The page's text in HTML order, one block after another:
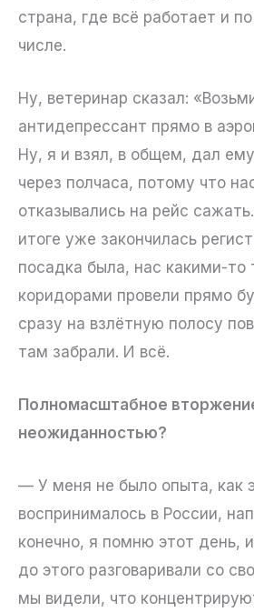
страна, где всё работает и
числе.
Ну, ветеринар сказал:
антидепрессант прямо в
Ну, я и взял, в общем, дал
через полчаса, потому что
отказывались на рейс
итоге уже закончилась
посадка была, нас какими-то
коридорами провели прямо
сразу на взлётную полосу
там забрали. И всё.
Полномасштабное
неожиданностью?
— У меня не было опыта, как
воспринималось в России,
конечно, я помню этот день,
до этого разговаривали со
мы видели, что